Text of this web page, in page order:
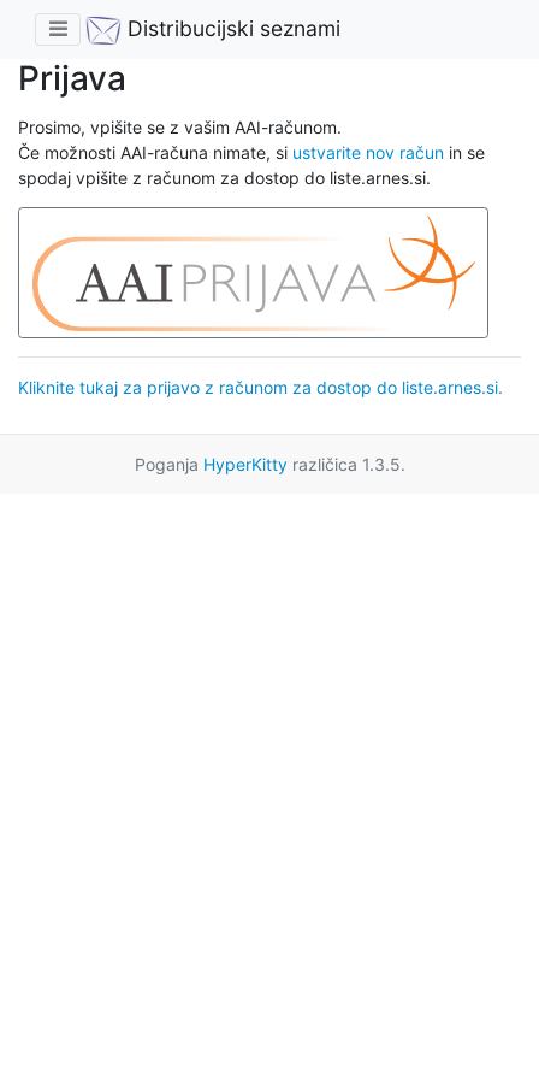
Distribucijski seznami
Prijava
Prosimo, vpišite se z vašim AAI-računom.
Če možnosti AAI-računa nimate, si ustvarite nov račun in se
spodaj vpišite z računom za dostop do liste.arnes.si.
Kliknite tukaj za prijavo z računom za dostop do liste.arnes.si.
Poganja HyperKittyrazličica 1.3.5.